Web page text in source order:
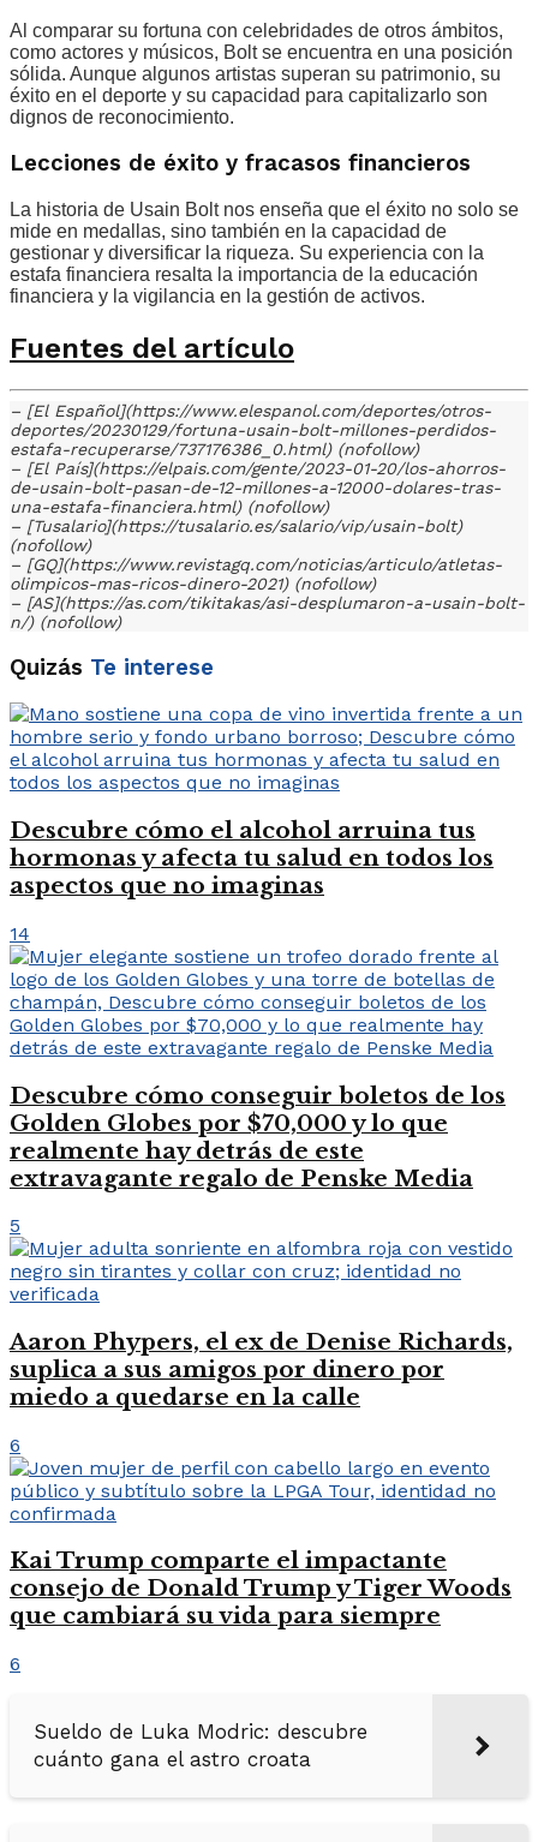
Al comparar su fortuna con celebridades de otros ámbitos,
como actores y músicos, Bolt se encuentra en una posición
sólida. Aunque algunos artistas superan su patrimonio, su
éxito en el deporte y su capacidad para capitalizarlo son
dignos de reconocimiento.
Lecciones de éxito y fracasos financieros
La historia de Usain Bolt nos enseña que el éxito no solo se
mide en medallas, sino también en la capacidad de
gestionar y diversificar la riqueza. Su experiencia con la
estafa financiera resalta la importancia de la educación
financiera y la vigilancia en la gestión de activos.
Fuentes del artículo
– [El Español](https://www.elespanol.com/deportes/otros-
deportes/20230129/fortuna-usain-bolt-millones-perdidos-
estafa-recuperarse/737176386_0.html) (nofollow)
– [El País](https://elpais.com/gente/2023-01-20/los-ahorros-
de-usain-bolt-pasan-de-12-millones-a-12000-dolares-tras-
una-estafa-financiera.html) (nofollow)
– [Tusalario](https://tusalario.es/salario/vip/usain-bolt)
(nofollow)
– [GQ](https://www.revistagq.com/noticias/articulo/atletas-
olimpicos-mas-ricos-dinero-2021) (nofollow)
– [AS](https://as.com/tikitakas/asi-desplumaron-a-usain-bolt-
n/) (nofollow)
Quizás Te interese
Descubre cómo el alcohol arruina tus
hormonas y afecta tu salud en todos los
aspectos que no imaginas
14
Descubre cómo conseguir boletos de los
Golden Globes por $70,000 y lo que
realmente hay detrás de este
extravagante regalo de Penske Media
5
Aaron Phypers, el ex de Denise Richards,
suplica a sus amigos por dinero por
miedo a quedarse en la calle
6
Kai Trump comparte el impactante
consejo de Donald Trump y Tiger Woods
que cambiará su vida para siempre
6
Sueldo de Luka Modric: descubre
cuánto gana el astro croata